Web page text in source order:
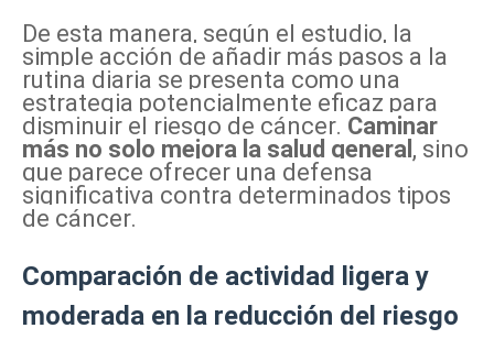
De esta manera, según el estudio, la
simple acción de añadir más pasos a la
rutina diaria se presenta como una
estrategia potencialmente eficaz para
disminuir el riesgo de cáncer. Caminar
más no solo mejora la salud general , sino
que parece ofrecer una defensa
significativa contra determinados tipos
de cáncer.
Comparación de actividad ligera y
moderada en la reducción del riesgo